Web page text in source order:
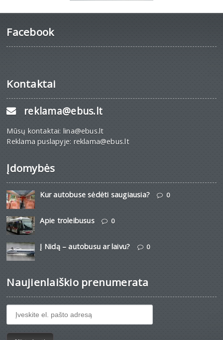
Facebook
Kontaktai
reklama@ebus.lt
Mūsų kontaktai: lina@ebus.lt
Reklama puslapyje: reklama@ebus.lt
Įdomybės
Kur autobuse sėdėti saugiausia? 0
Apie troleibusus 0
Į Nidą – autobusu ar laivu? 0
Naujienlaiškio prenumerata